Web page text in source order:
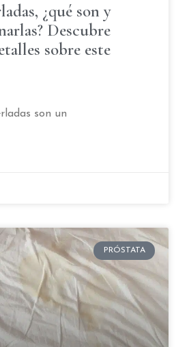
¿qué son y
Descubre
sobre este
son un
PRÓSTATA